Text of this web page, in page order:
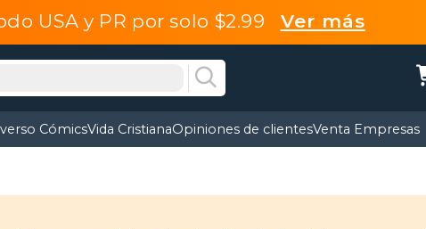
USA y PR por solo $2.99 Ver más
CómicsVida CristianaOpiniones de clientesVenta Empresas